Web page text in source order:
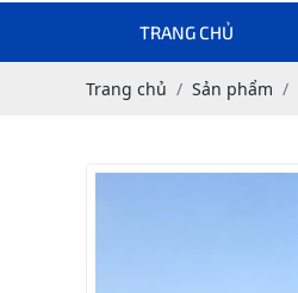
TRANG CHỦ
Trang chủ Sản phẩm